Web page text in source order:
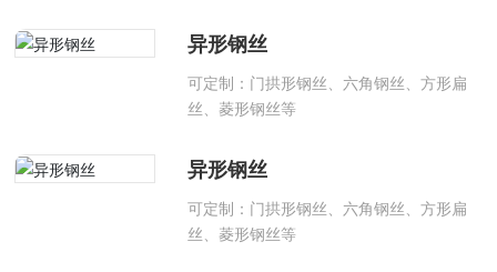
异形钢丝
可定制：门拱形钢丝、六角钢丝、方形扁
丝、菱形钢丝等
异形钢丝
可定制：门拱形钢丝、六角钢丝、方形扁
丝、菱形钢丝等